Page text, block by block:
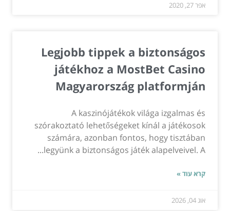
אפר 27, 2020
Legjobb tippek a biztonságos
játékhoz a MostBet Casino
Magyarország platformján
A kaszinójátékok világa izgalmas és
szórakoztató lehetőségeket kínál a játékosok
számára, azonban fontos, hogy tisztában
legyünk a biztonságos játék alapelveivel. A...
קרא עוד »
אוג 04, 2026